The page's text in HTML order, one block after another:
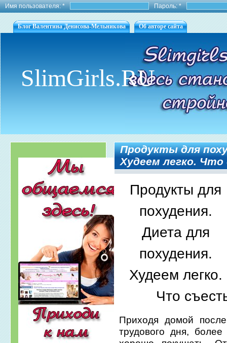
Имя пользователя:* Пароль:*
Блог Валентина Денисова-Мельникова Об авторе сайта
SlimGirls.RU
Продукты для
Худеем легко.
Продукты для
похудения.
Диета для
похудения.
Худеем легко.
Что
Приходя домой
трудового дня,